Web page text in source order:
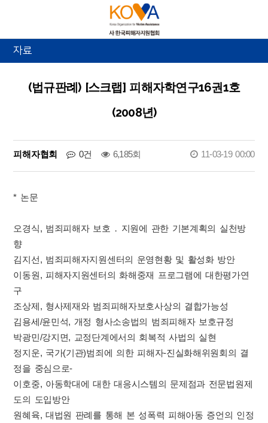
자료
(법규판례) [스크랩] 피해자학연구16권1호
(2008년)
피해자협회 0건 6,185회 11-03-19 00:00
* 논문
오경식, 범죄피해자 보호 ․ 지원에 관한 기본계획의 실천방
향
김지선, 범죄피해자지원센터의 운영현황 및 활성화 방안
이동원, 피해자지원센터의 화해중재 프로그램에 대한평가연
구
조상제, 형사제재와 범죄피해자보호사상의 결합가능성
김용세/윤민석, 개정 형사소송법의 범죄피해자 보호규정
박광민/강지면, 교정단계에서의 회복적 사법의 실현
정지운, 국가(기관)범죄에 의한 피해자-진실화해위원회의 결
정을 중심으로-
이호중, 아동학대에 대한 대응시스템의 문제점과 전문법원제
도의 도입방안
원혜육, 대법원 판례를 통해 본 성폭력 피해아동 증언의 인정